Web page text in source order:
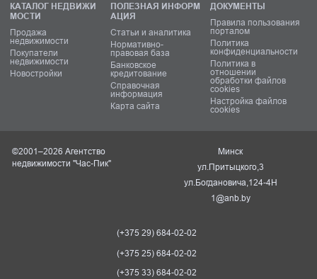
КАТАЛОГ НЕДВИЖИ
МОСТИ
Продажа
недвижимости
Покупатели
недвижимости
Новостройки
ПОЛЕЗНАЯ ИНФОРМ
АЦИЯ
Статьи и аналитика
Нормативно-
правовая база
Банковское
кредитование
Справочная
информация
Карта сайта
ДОКУМЕНТЫ
Правила пользования
порталом
Политика
конфиденциальности
Политика в
отношении
обработки файлов
cookies
Настройка файлов
cookies
©2001–2026 Агентство
недвижимости "Час-Пик"
Минск
ул.Притыцкого,3
ул.Богдановича,124-4Н
1@anb.by
(+375 29) 684-02-02
(+375 25) 684-02-02
(+375 33) 684-02-02